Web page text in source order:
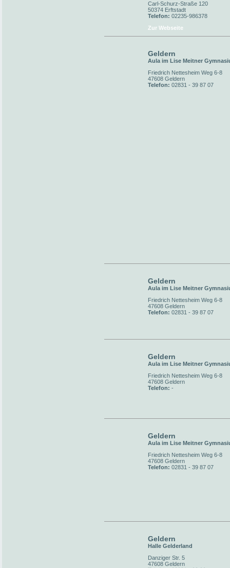
Carl-Schurz-Straße 120
50374 Erftstadt
Telefon: 02235-986378
Zur Webseite
Geldern
Aula im Lise Meitner
Friedrich Nettesheim Weg 6-8
47608 Geldern
Telefon: 02831 - 39 87 07
Geldern
Aula im Lise Meitner
Friedrich Nettesheim Weg 6-8
47608 Geldern
Telefon: 02831 - 39 87 07
Geldern
Aula im Lise Meitner
Friedrich Nettesheim Weg 6-8
47608 Geldern
Telefon: -
Geldern
Aula im Lise Meitner
Friedrich Nettesheim Weg 6-8
47608 Geldern
Telefon: 02831 - 39 87 07
Geldern
Halle Gelderland
Danziger Str. 5
47608 Geldern